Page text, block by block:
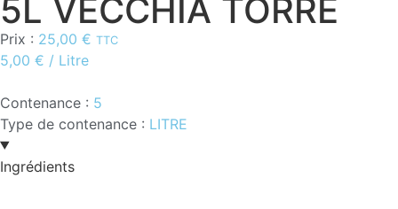
5L VECCHIA TORRE
Prix : 25,00 € TTC
5,00 € / Litre
Contenance : 5
Type de contenance : LITRE
Ingrédients